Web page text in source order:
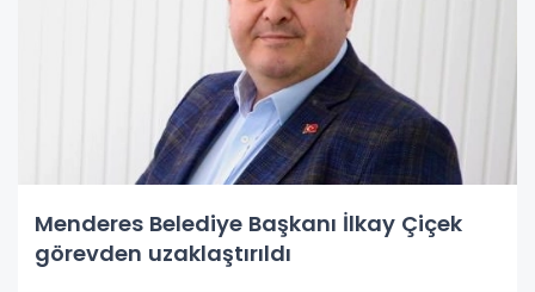
Menderes Belediye Başkanı İlkay Çiçek
görevden uzaklaştırıldı